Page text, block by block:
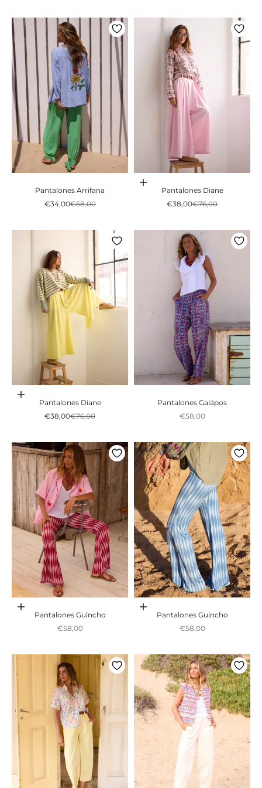
Pantalones Arrifana
Preço promocional
€34,00Preço normal
€68,00
Adicionar ao carrinho
Pantalones Diane
Preço promocional
€38,00Preço normal
€76,00
Adicionar ao carrinho
Pantalones Diane
Preço promocional
€38,00Preço normal
€76,00
Pantalones Galápos
Preço promocional
€58,00
Adicionar ao carrinho
Pantalones Guincho
Preço promocional
€58,00
Adicionar ao carrinho
Pantalones Guincho
Preço promocional
€58,00